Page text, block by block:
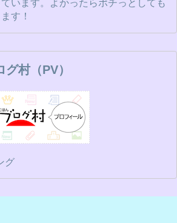
います。よかったらポチっとしても
す！
村（PV）
グ